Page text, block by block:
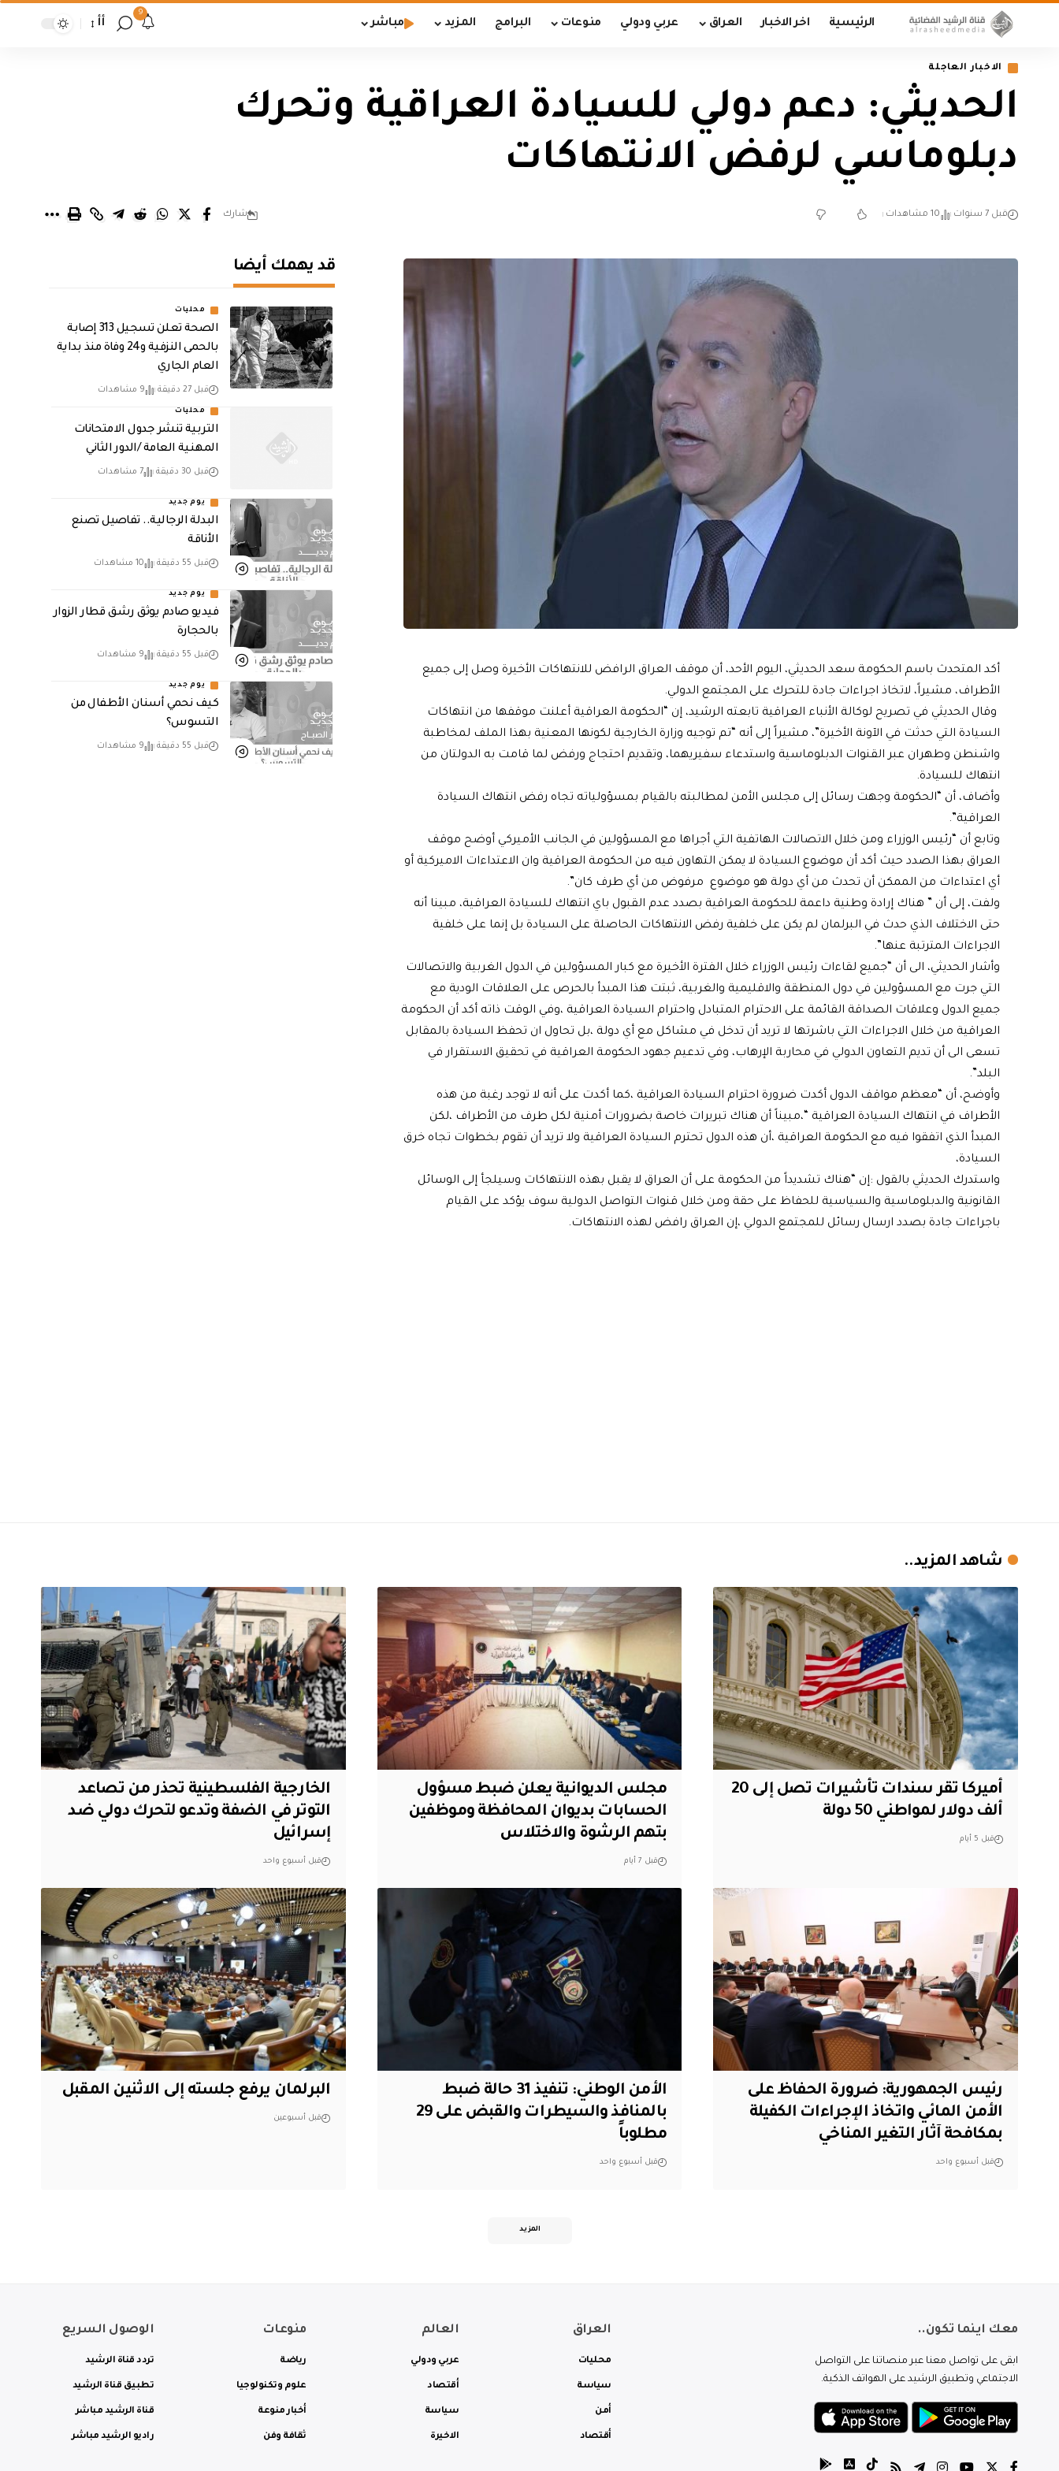
الرئيسية اخر الاخبار العراق عربي ودولي منوعات البرامج المزيد مباشر
9
أأ
الاخبار العاجلة
الحديثي: دعم دولي للسيادة العراقية وتحرك
دبلوماسي لرفض الانتهاكات
قبل 7 سنوات 10 مشاهدات شارك
أكد المتحدث باسم الحكومة سعد الحديثي، اليوم الأحد، أن موقف العراق الرافض للانتهاكات الأخيرة وصل إلى جميع
الأطراف، مشيراً، لاتخاذ اجراءات جادة للتحرك على المجتمع الدولي.
وقال الحديثي في تصريح لوكالة الأنباء العراقية تابعته الرشيد، إن “الحكومة العراقية أعلنت موقفها من انتهاكات
السيادة التي حدثت في الآونة الأخيرة”، مشيراً إلى أنه “تم توجيه وزارة الخارجية لكونها المعنية بهذا الملف لمخاطبة
واشنطن وطهران عبر القنوات الدبلوماسية واستدعاء سفيريهما، وتقديم احتجاج ورفض لما قامت به الدولتان من
انتهاك للسيادة.
وأضاف، أن “الحكومة وجهت رسائل إلى مجلس الأمن لمطالبته بالقيام بمسؤولياته تجاه رفض انتهاك السيادة
العراقية”.
وتابع أن “رئيس الوزراء ومن خلال الاتصالات الهاتفية التي أجراها مع المسؤولين في الجانب الأميركي أوضح موقف
العراق بهذا الصدد حيث أكد أن موضوع السيادة لا يمكن التهاون فيه من الحكومة العراقية وان الاعتداءات الاميركية أو
أي اعتداءات من الممكن أن تحدث من أي دولة هو موضوع مرفوض من أي طرف كان”.
ولفت، إلى أن ” هناك إرادة وطنية داعمة للحكومة العراقية بصدد عدم القبول باي انتهاك للسيادة العراقية، مبينا أنه
حتى الاختلاف الذي حدث في البرلمان لم يكن على خلفية رفض الانتهاكات الحاصلة على السيادة بل إنما على خلفية
الاجراءات المترتبة عنها”.
وأشار الحديثي، الى أن “جميع لقاءات رئيس الوزراء خلال الفترة الأخيرة مع كبار المسؤولين في الدول الغربية والاتصالات
التي جرت مع المسؤولين في دول المنطقة والاقليمية والغربية، ثبتت هذا المبدأ بالحرص على العلاقات الودية مع
جميع الدول وعلاقات الصداقة القائمة على الاحترام المتبادل واحترام السيادة العراقية ،وفي الوقت ذاته أكد أن الحكومة
العراقية من خلال الاجراءات التي باشرتها لا تريد أن تدخل في مشاكل مع أي دولة ،بل تحاول ان تحفظ السيادة بالمقابل
تسعى الى أن تديم التعاون الدولي في محاربة الإرهاب، وفي تدعيم جهود الحكومة العراقية في تحقيق الاستقرار في
البلد”.
وأوضح، أن “معظم مواقف الدول أكدت ضرورة احترام السيادة العراقية ،كما أكدت على أنه لا توجد رغبة من هذه
الأطراف في انتهاك السيادة العراقية “،مبيناً أن هناك تبريرات خاصة بضرورات أمنية لكل طرف من الأطراف ،لكن
المبدأ الذي اتفقوا فيه مع الحكومة العراقية ،أن هذه الدول تحترم السيادة العراقية ولا تريد أن تقوم بخطوات تجاه خرق
السيادة،
واستدرك الحديثي بالقول :إن “هناك تشديداً من الحكومة على أن العراق لا يقبل بهذه الانتهاكات وسيلجأ إلى الوسائل
القانونية والدبلوماسية والسياسية للحفاظ على حقة ومن خلال قنوات التواصل الدولية سوف يؤكد على القيام
باجراءات جادة بصدد ارسال رسائل للمجتمع الدولي ،إن العراق رافض لهذه الانتهاكات.
قد يهمك أيضا
محليات
الصحة تعلن تسجيل 313 إصابة
بالحمى النزفية و24 وفاة منذ بداية
العام الجاري
قبل 27 دقيقة 9 مشاهدات
محليات
التربية تنشر جدول الامتحانات
المهنية العامة /الدور الثاني
قبل 30 دقيقة 7 مشاهدات
يوم جديد
البدلة الرجالية.. تفاصيل تصنع
الأناقة
قبل 55 دقيقة 10 مشاهدات
يوم جديد
فيديو صادم يوثق رشق قطار الزوار
بالحجارة
قبل 55 دقيقة 9 مشاهدات
يوم جديد
كيف نحمي أسنان الأطفال من
التسوس؟
قبل 55 دقيقة 9 مشاهدات
شاهد المزيد..
أميركا تقر سندات تأشيرات تصل إلى 20
ألف دولار لمواطني 50 دولة
قبل 5 أيام
مجلس الديوانية يعلن ضبط مسؤول
الحسابات بديوان المحافظة وموظفين
بتهم الرشوة والاختلاس
قبل 7 أيام
الخارجية الفلسطينية تحذر من تصاعد
التوتر في الضفة وتدعو لتحرك دولي ضد
إسرائيل
قبل أسبوع واحد
رئيس الجمهورية: ضرورة الحفاظ على
الأمن المائي واتخاذ الإجراءات الكفيلة
بمكافحة آثار التغير المناخي
قبل أسبوع واحد
الأمن الوطني: تنفيذ 31 حالة ضبط
بالمنافذ والسيطرات والقبض على 29
مطلوباً
قبل أسبوع واحد
البرلمان يرفع جلسته إلى الاثنين المقبل
قبل أسبوعين
المزيد
معك اينما تكون..
ابقى على تواصل معنا عبر منصاتنا على التواصل
الاجتماعي وتطبيق الرشيد على الهواتف الذكية.
العراق
محليات
سياسة
أمن
أقتصاد
العالم
عربي ودولي
أقتصاد
سياسة
الاخيرة
منوعات
رياضة
علوم وتكنولوجيا
أخبار منوعة
ثقافة وفن
الوصول السريع
تردد قناة الرشيد
تطبيق قناة الرشيد
قناة الرشيد مباشر
راديو الرشيد مباشر